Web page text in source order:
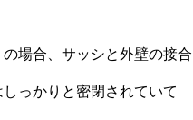
場合、サッシと外壁の接合
っかりと密閉されていて